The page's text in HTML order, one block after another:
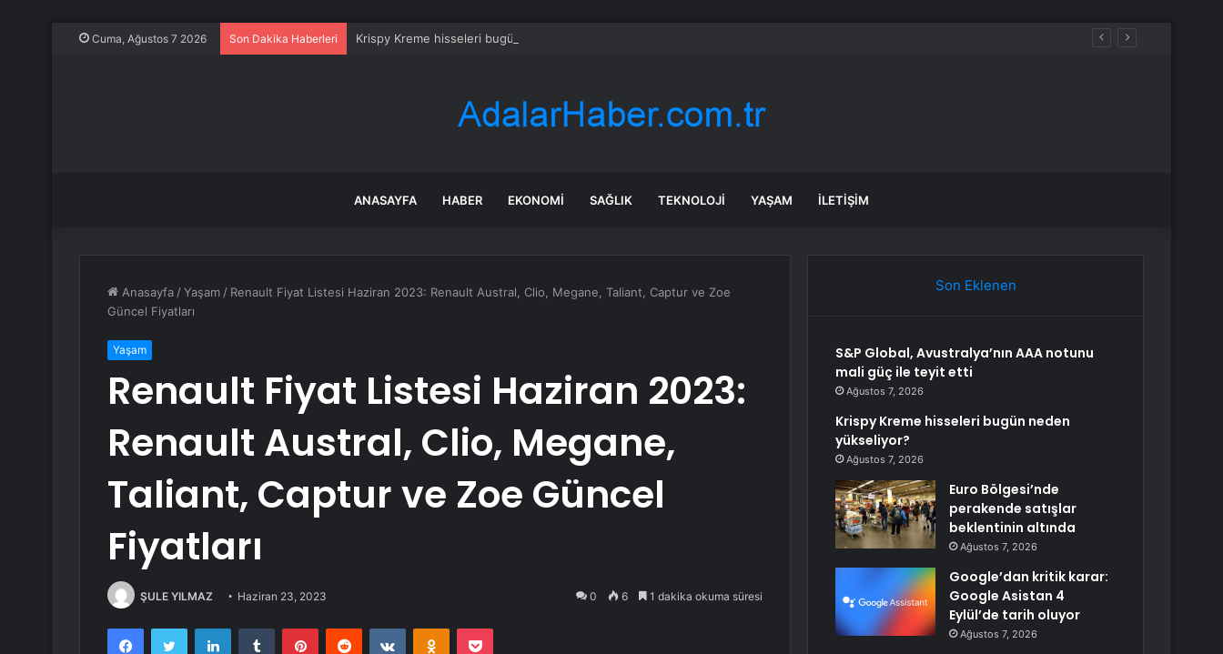
Cuma, Ağustos 7 2026 Son Dakika Haberleri Krispy Kreme hisseleri bugün neden yükseliyor?
ANASAYFA HABER EKONOMI SAĞLIK TEKNOLOJI YAŞAM İLETIŞIM
Anasayfa /Yaşam / Renault Fiyat Listesi Haziran 2023: Renault Austral, Clio, Megane, Taliant, Captur ve Zoe
Güncel Fiyatları
Yaşam
Renault Fiyat Listesi Haziran 2023:
Renault Austral, Clio, Megane,
Taliant, Captur ve Zoe Güncel
Fiyatları
ŞULE YILMAZ Haziran 23, 2023 0 6 1 dakika okuma süresi
FacebookTwitter LinkedInTumblr PinterestReddit VKontakteOdnoklassniki
Pocket
Son Eklenen
S&P Global, Avustralya’nın AAA notunu
mali güç ile teyit etti
Ağustos 7, 2026
Krispy Kreme hisseleri bugün neden
yükseliyor?
Ağustos 7, 2026
Euro Bölgesi’nde
perakende satışlar
beklentinin altında
Ağustos 7, 2026
Google’dan kritik karar:
Google Asistan 4
Eylül’de tarih oluyor
Ağustos 7, 2026